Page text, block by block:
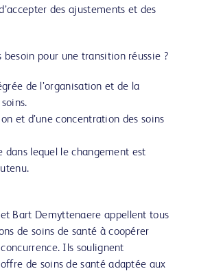
des ajustements et des
besoin pour une transition réussie ?
de l’organisation et de la
et d’une concentration des soins
dans lequel le changement est
Bart Demyttenaere appellent tous
de soins de santé à coopérer
Ils soulignent
offre de soins de santé adaptée aux